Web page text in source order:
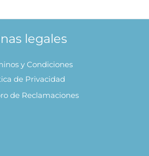
legales
y Condiciones
de Privacidad
de Reclamaciones